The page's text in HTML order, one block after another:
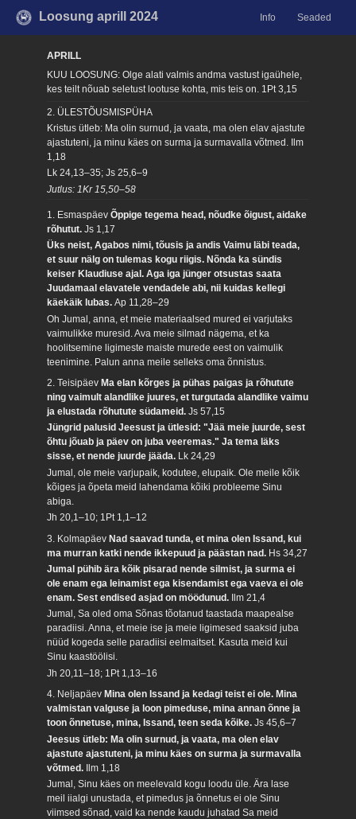
Loosung aprill 2024 Info Seaded
APRILL
KUU LOOSUNG: Olge alati valmis andma vastust igaühele,
kes teilt nõuab seletust lootuse kohta, mis teis on. 1Pt 3,15
2. ÜLESTÕUSMISPÜHA
Kristus ütleb: Ma olin surnud, ja vaata, ma olen elav ajastute
ajastuteni, ja minu käes on surma ja surmavalla võtmed.
Ilm
1,18
Lk 24,13–35; Js 25,6–9
Jutlus: 1Kr 15,50–58
1. EsmaspäevÕppige tegema head, nõudke õigust, aidake
rõhutut.Js 1,17
Üks neist, Agabos nimi, tõusis ja andis Vaimu läbi teada,
et suur nälg on tulemas kogu riigis. Nõnda ka sündis
keiser Klaudiuse ajal. Aga iga jünger otsustas saata
Juudamaal elavatele vendadele abi, nii kuidas kellegi
käekäik lubas.Ap 11,28–29
Oh Jumal, anna, et meie materiaalsed mured ei varjutaks
vaimulikke muresid. Ava meie silmad nägema, et ka
hoolitsemine ligimeste maiste murede eest on vaimulik
teenimine. Palun anna meile selleks oma õnnistus.
2. Teisipäev Ma elan kõrges ja pühas paigas ja rõhutute
ning vaimult alandlike juures, et turgutada alandlike vaimu
ja elustada rõhutute südameid.Js 57,15
Jüngrid palusid Jeesust ja ütlesid: "Jää meie juurde, sest
õhtu jõuab ja päev on juba veeremas." Ja tema läks
sisse, et nende juurde jääda. Lk 24,29
Jumal, ole meie varjupaik, kodutee, elupaik. Ole meile kõik
kõiges ja õpeta meid lahendama kõiki probleeme Sinu
abiga.
Jh 20,1–10; 1Pt 1,1–12
3. KolmapäevNad saavad tunda, et mina olen Issand, kui
ma murran katki nende ikkepuud ja päästan nad. Hs 34,27
Jumal pühib ära kõik pisarad nende silmist, ja surma ei
ole enam ega leinamist ega kisendamist ega vaeva ei ole
enam. Sest endised asjad on möödunud.
Ilm 21,4
Jumal, Sa oled oma Sõnas tõotanud taastada maapealse
paradiisi. Anna, et meie ise ja meie ligimesed saaksid juba
nüüd kogeda selle paradiisi eelmaitset. Kasuta meid kui
Sinu kaastöölisi.
Jh 20,11–18; 1Pt 1,13–16
4. Neljapäev Mina olen Issand ja kedagi teist ei ole. Mina
valmistan valguse ja loon pimeduse, mina annan õnne ja
toon õnnetuse, mina, Issand, teen seda kõike.Js 45,6–7
Jeesus ütleb: Ma olin surnud, ja vaata, ma olen elav
ajastute ajastuteni, ja minu käes on surma ja surmavalla
võtmed. Ilm 1,18
Jumal, Sinu käes on meelevald kogu loodu üle. Ära lase
meil iialgi unustada, et pimedus ja õnnetus ei ole Sinu
viimsed sõnad, vaid ka nende kaudu juhatad Sa meid